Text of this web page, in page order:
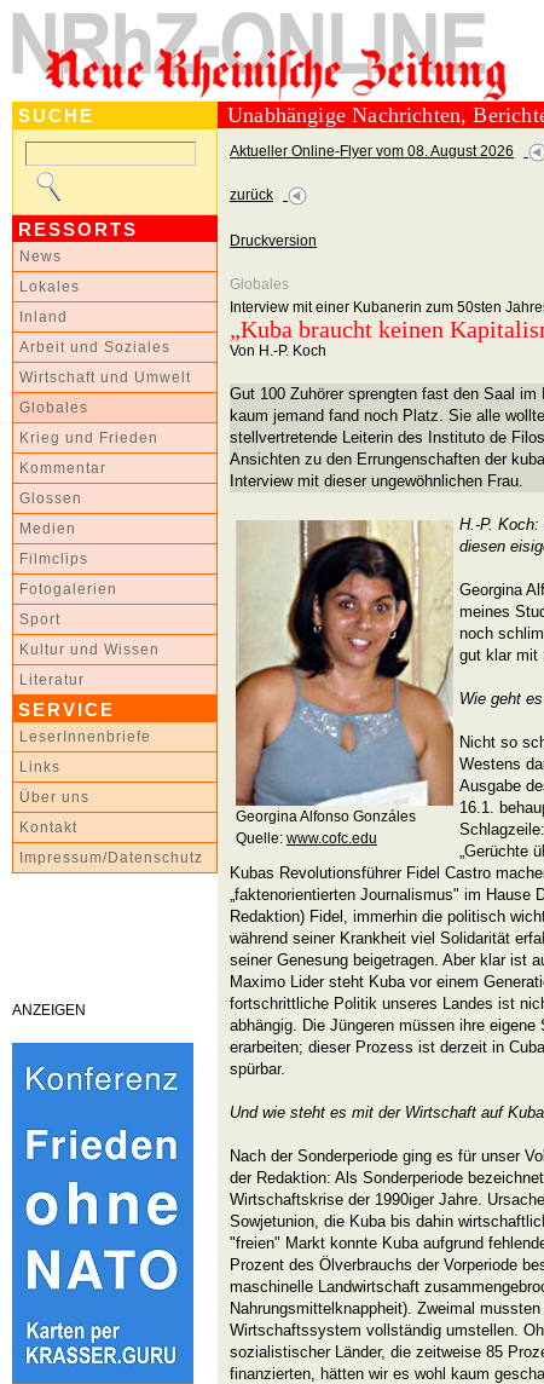
SUCHE
RESSORTS
News
Lokales
Inland
Arbeit und Soziales
Wirtschaft und Umwelt
Globales
Krieg und Frieden
Kommentar
Glossen
Medien
Filmclips
Fotogalerien
Sport
Kultur und Wissen
Literatur
SERVICE
LeserInnenbriefe
Links
Über uns
Kontakt
Impressum/Datenschutz
ANZEIGEN
Unabhängige Nachrichten,
Aktueller Online-Flyer vom 08. August 2026
zurück
Druckversion
Globales
Interview mit einer Kubanerin zum 50sten
„Kuba braucht keinen
Von H.-P. Koch
Gut 100 Zuhörer sprengten fast den Saal im
kaum jemand fand noch Platz. Sie alle
stellvertretende Leiterin des Instituto de
Ansichten zu den Errungenschaften der
Interview mit dieser ungewöhnlichen Frau.
Georgina Alfonso Gonzáles
Quelle: www.cofc.edu
H.-P. Koch:
diesen
Georgina
meines
noch
gut klar mit
Wie geht
Nicht so
Westens
Ausgabe
16.1.
„Gerüchte
Kubas Revolutionsführer Fidel Castro
„faktenorientierten Journalismus" im Hause
Redaktion) Fidel, immerhin die politisch
während seiner Krankheit viel Solidarität
seiner Genesung beigetragen. Aber klar ist
Maximo Lider steht Kuba vor einem
fortschrittliche Politik unseres Landes ist
abhängig. Die Jüngeren müssen ihre
erarbeiten; dieser Prozess ist derzeit in
spürbar.
Und wie steht es mit der Wirtschaft auf
Nach der Sonderperiode ging es für unser
der Redaktion: Als Sonderperiode
Wirtschaftskrise der 1990iger Jahre.
Sowjetunion, die Kuba bis dahin
"freien" Markt konnte Kuba aufgrund
Prozent des Ölverbrauchs der Vorperiode
maschinelle Landwirtschaft
Nahrungsmittelknappheit). Zweimal
Wirtschaftssystem vollständig umstellen.
sozialistischer Länder, die zeitweise 85
finanzierten, hätten wir es wohl kaum